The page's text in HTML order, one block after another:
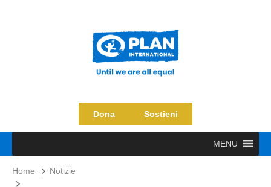
Dona Sostieni
MENU
Home Notizie